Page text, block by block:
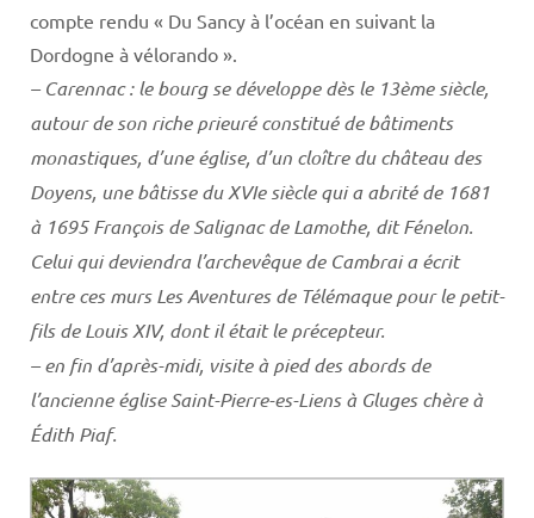
compte rendu « Du Sancy à l’océan en suivant la
Dordogne à vélorando ».
– Carennac : le bourg se développe dès le 13ème siècle,
autour de son riche prieuré constitué de bâtiments
monastiques, d’une église, d’un cloître du château des
Doyens, une bâtisse du XVIe siècle qui a abrité de 1681
à 1695 François de Salignac de Lamothe, dit Fénelon.
Celui qui deviendra l’archevêque de Cambrai a écrit
entre ces murs Les Aventures de Télémaque pour le petit-
fils de Louis XIV, dont il était le précepteur.
– en fin d’après-midi, visite à pied des abords de
l’ancienne église Saint-Pierre-es-Liens à Gluges chère à
Édith Piaf.